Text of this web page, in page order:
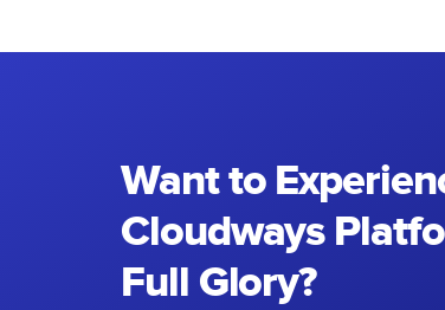
Want to
Cloudways
Full Glory?